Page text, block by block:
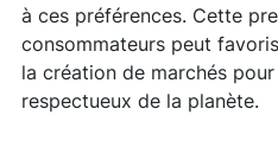
à ces préférences. Cette
consommateurs peut
la création de marchés
respectueux de la planète.